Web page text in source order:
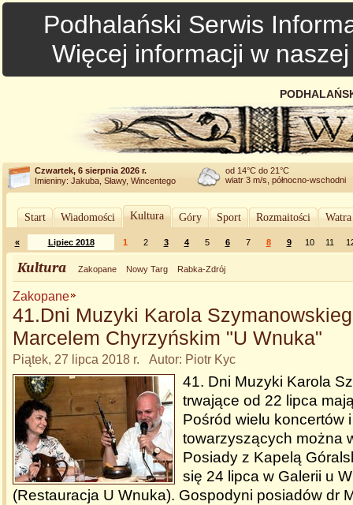
Podhalański Serwis
Więcej informacji w
Czwartek, 6 sierpnia 2026 r.
Imieniny: Jakuba, Sławy, Wincentego
od 14°C do 21°C
wiatr 3 m/s, północno-wschodni
Start Wiadomości Kultura Góry Sport Rozmaitości
« Lipiec 2018 1 2 3 4 5 6 7 8 9 10 11
Kultura Zakopane Nowy Targ Rabka-Zdrój
Zakopane
41.Dni Muzyki Karola
Marcelem Chyrzyńskim "U Wnuka"
Piątek, 27 lipca 2018 r. Autor: Piotr Kyc
41. Dni Muzyki Karola
trwające od 22 lipca
Pośród wielu koncertów
towarzyszących można
Posiady z Kapelą
się 24 lipca w Galerii u
(Restauracja U Wnuka). Gospodyni posiadów dr